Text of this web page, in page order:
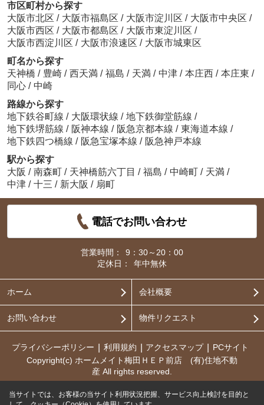
市区町村から探す
大阪市北区 / 大阪市福島区 / 大阪市淀川区 / 大阪市中央区 /
大阪市西区 / 大阪市都島区 / 大阪市東淀川区 /
大阪市西淀川区 / 大阪市浪速区 / 大阪市城東区
町名から探す
天神橋 / 豊崎 / 西天満 / 福島 / 天満 / 中津 / 本庄西 / 本庄東 /
同心 / 中崎
路線から探す
地下鉄谷町線 / 大阪環状線 / 地下鉄御堂筋線 /
地下鉄堺筋線 / 阪神本線 / 阪急京都本線 / 東海道本線 /
地下鉄四つ橋線 / 阪急宝塚本線 / 阪急神戸本線
駅から探す
大阪 / 南森町 / 天神橋筋六丁目 / 福島 / 中崎町 / 天満 /
中津 / 十三 / 新大阪 / 扇町
電話でお問い合わせ
営業時間：
9：30～20：00
定休日：
年中無休
ホーム 会社概要
お問い合わせ 物件リクエスト
プライバシーポリシー 利用規約 アクセスマップ
PCサイト
Copyright(c) ホームメイト梅田ＨＥＰ前店 (有)住地不動
産 All rights reserved.
当サイトでは、お客様の当サイト利用状況把握、サービス向上検討を目的と